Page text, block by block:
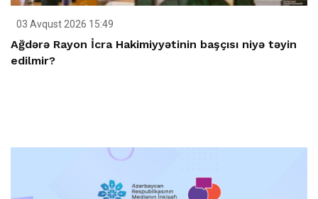
03 Avqust 2026 15:49
Ağdərə Rayon İcra Hakimiyyətinin başçısı niyə təyin
edilmir?